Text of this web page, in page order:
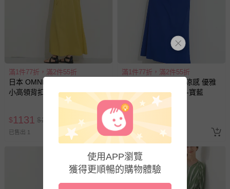
滿1件77折，滿2件55折
日本 OMNES - 接觸涼感 優雅
小高領背扣短袖洋裝-芥末黃
$1131 $2444
已售出 1
滿1件77折，滿2件55折
日本 OMNES - 接觸涼感 優雅
小高領背扣短袖洋裝-寶藍
$1131
已售出 2
使用APP瀏覽
獲得更順暢的購物體驗